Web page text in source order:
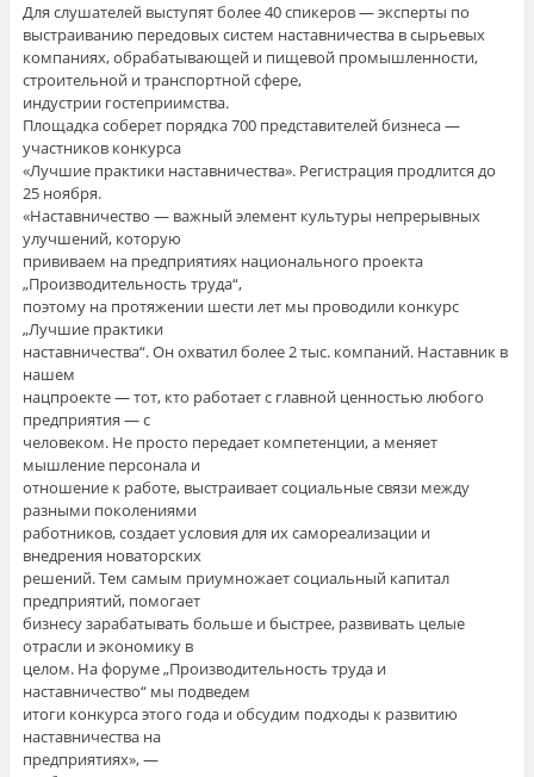
Для слушателей выступят более 40 спикеров — эксперты по
выстраиванию передовых систем наставничества в сырьевых
компаниях, обрабатывающей и пищевой промышленности,
строительной и транспортной сфере,
индустрии гостеприимства.
Площадка соберет порядка 700 представителей бизнеса —
участников конкурса
«Лучшие практики наставничества». Регистрация продлится до
25 ноября.
«Наставничество — важный элемент культуры непрерывных
улучшений, которую
прививаем на предприятиях национального проекта
„Производительность труда“,
поэтому на протяжении шести лет мы проводили конкурс
„Лучшие практики
наставничества“. Он охватил более 2 тыс. компаний. Наставник в
нашем
нацпроекте — тот, кто работает с главной ценностью любого
предприятия — с
человеком. Не просто передает компетенции, а меняет
мышление персонала и
отношение к работе, выстраивает социальные связи между
разными поколениями
работников, создает условия для их самореализации и
внедрения новаторских
решений. Тем самым приумножает социальный капитал
предприятий, помогает
бизнесу зарабатывать больше и быстрее, развивать целые
отрасли и экономику в
целом. На форуме „Производительность труда и
наставничество“ мы подведем
итоги конкурса этого года и обсудим подходы к развитию
наставничества на
предприятиях», —